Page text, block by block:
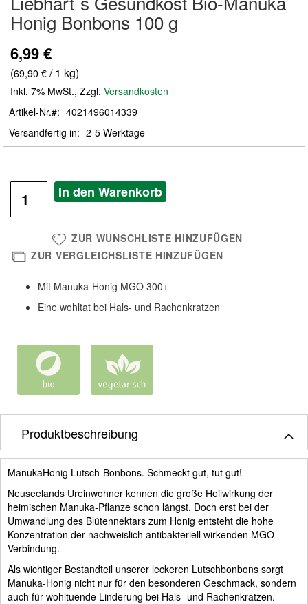
der
Bildergalerie
Honig Bonbons 100 g
6,99 €
(69,90 € / 1 kg)
Inkl. 7% MwSt., Zzgl. Versandkosten
Artikel-Nr.
4021496014339
Versandfertig in
2-5 Werktage
In den Warenkorb
ZUR WUNSCHLISTE HINZUFÜGEN
ZUR VERGLEICHSLISTE HINZUFÜGEN
Mit Manuka-Honig MGO 300+
Eine wohltat bei Hals- und Rachenkratzen
Produktbeschreibung
ManukaHonig Lutsch-Bonbons. Schmeckt gut, tut gut!
Neuseelands Ureinwohner kennen die große Heilwirkung der
heimischen Manuka-Pflanze schon längst. Doch erst bei der
Umwandlung des Blütennektars zum Honig entsteht die hohe
Konzentration der nachweislich antibakteriell wirkenden MGO-
Verbindung.
Als wichtiger Bestandteil unserer leckeren Lutschbonbons sorgt
Manuka-Honig nicht nur für den besonderen Geschmack, sondern
auch für wohltuende Linderung bei Hals- und Rachenkratzen.